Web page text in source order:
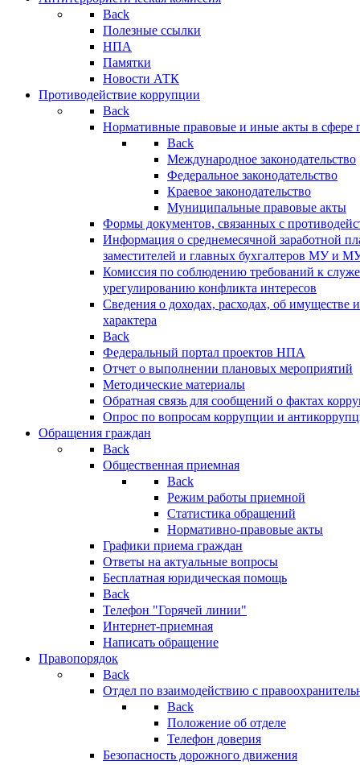
Back
Полезные ссылки
НПА
Памятки
Новости АТК
Противодействие коррупции
Back
Нормативные правовые и иные акты в сфере
Back
Международное законодательство
Федеральное законодательство
Краевое законодательство
Муниципальные правовые акты
Формы документов, связанных с
Информация о среднемесячной заработной
заместителей и главных бухгалтеров МУ и
Комиссия по соблюдению требований к
урегулированию конфликта интересов
Сведения о доходах, расходах, об имуществе
характера
Back
Федеральный портал проектов НПА
Отчет о выполнении плановых мероприятий
Методические материалы
Обратная связь для сообщений о фактах
Опрос по вопросам коррупции и
Обращения граждан
Back
Общественная приемная
Back
Режим работы приемной
Статистика обращений
Нормативно-правовые акты
Графики приема граждан
Ответы на актуальные вопросы
Бесплатная юридическая помощь
Back
Телефон "Горячей линии"
Интернет-приемная
Написать обращение
Правопорядок
Back
Отдел по взаимодействию с
Back
Положение об отделе
Телефон доверия
Безопасность дорожного движения